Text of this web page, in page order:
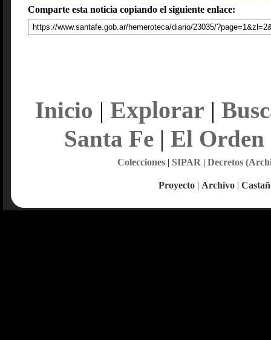
Comparte esta noticia copiando el siguiente enlace:
Inicio | Explorar |
Santa Fe| El Orden
Colecciones| SIPAR | Decretos
Proyecto | Archivo |